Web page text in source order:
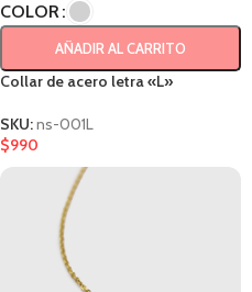
COLOR
AÑADIR AL CARRITO
Collar de acero letra «L»
SKU:ns-001L
$990